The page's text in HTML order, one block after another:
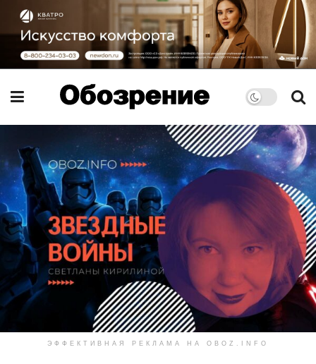
ЭФФЕКТИВНАЯ РЕКЛАМА НА OBOZ.INFO